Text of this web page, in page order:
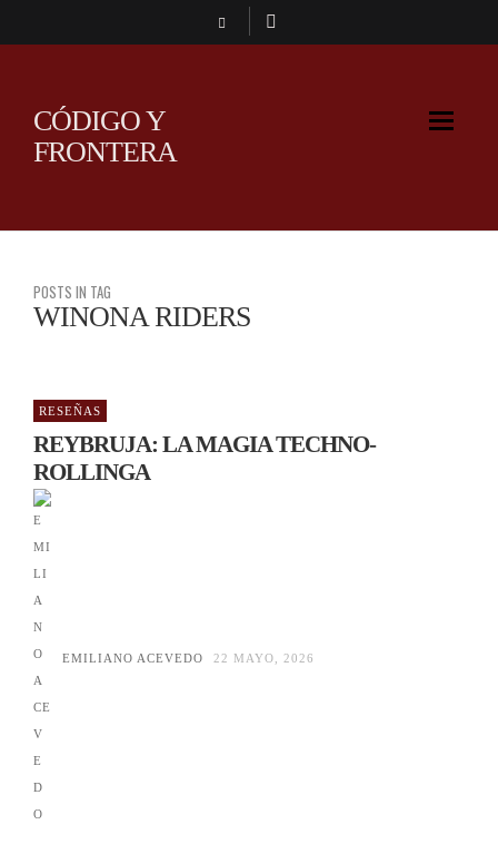
CÓDIGO Y
FRONTERA
POSTS IN TAG
WINONA RIDERS
RESEÑAS
REYBRUJA: LA MAGIA TECHNO-
ROLLINGA
EMILIANO ACEVEDO 22 MAYO, 2026